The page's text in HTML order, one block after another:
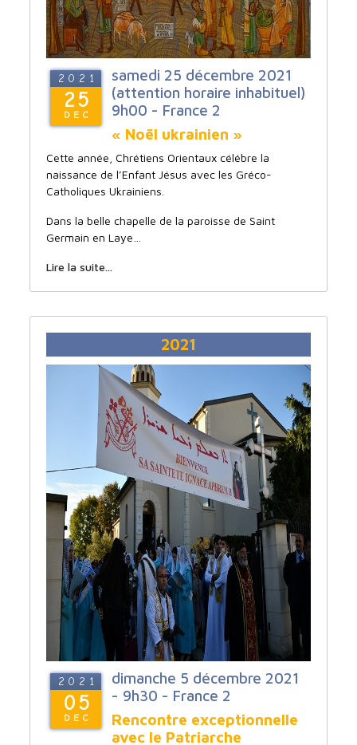
2021
25
DEC
samedi 25 décembre 2021
(attention horaire inhabituel)
9h00 - France 2
« Noël ukrainien »
Cette année, Chrétiens Orientaux célébre la
naissance de l’Enfant Jésus avec les Gréco-
Catholiques Ukrainiens.
Dans la belle chapelle de la paroisse de Saint
Germain en Laye…
Lire la suite...
2021
2021
05
DEC
dimanche 5 décembre 2021
- 9h30 - France 2
Rencontre exceptionnelle
avec le Patriarche